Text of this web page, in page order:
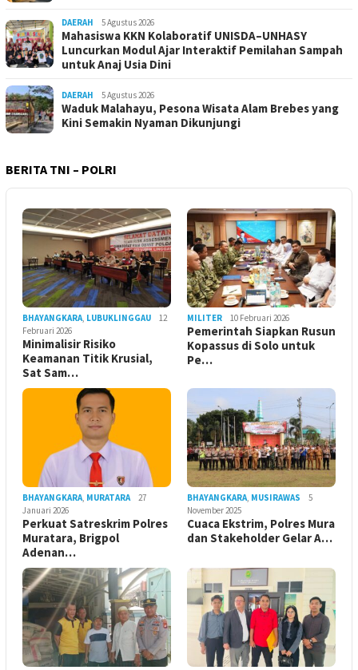
DAERAH 5 Agustus 2026
Mahasiswa KKN Kolaboratif UNISDA–UNHASY
Luncurkan Modul Ajar Interaktif Pemilahan Sampah
untuk Anaj Usia Dini
DAERAH 5 Agustus 2026
Waduk Malahayu, Pesona Wisata Alam Brebes yang
Kini Semakin Nyaman Dikunjungi
BERITA TNI – POLRI
BHAYANGKARA LUBUKLINGGAU
12
Februari 2026
Minimalisir Risiko
Keamanan Titik Krusial,
Sat Sam…
MILITER 10 Februari 2026
Pemerintah Siapkan Rusun
Kopassus di Solo untuk
Pe…
BHAYANGKARA MURATARA
27
Januari 2026
Perkuat Satreskrim Polres
Muratara, Brigpol
Adenan…
BHAYANGKARA MUSIRAWAS
5
November 2025
Cuaca Ekstrim, Polres Mura
dan Stakeholder Gelar A…